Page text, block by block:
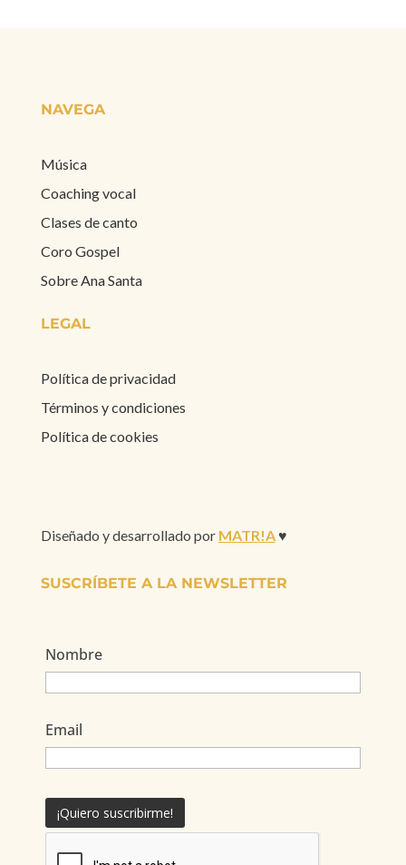
NAVEGA
Música
Coaching vocal
Clases de canto
Coro Gospel
Sobre Ana Santa
LEGAL
Política de privacidad
Términos y condiciones
Política de cookies
Diseñado y desarrollado por MATR!A♥
SUSCRÍBETE A LA NEWSLETTER
Nombre
Email